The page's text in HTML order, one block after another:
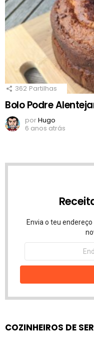
362 Partilhas
Bolo Podre
porHugo
6 anos atrás
Envia o teu
Endereço
email
COZINHEIROS DE